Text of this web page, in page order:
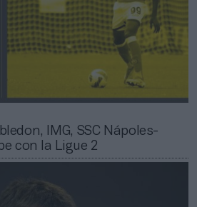
IMG, SSC Nápoles-
con la Ligue 2